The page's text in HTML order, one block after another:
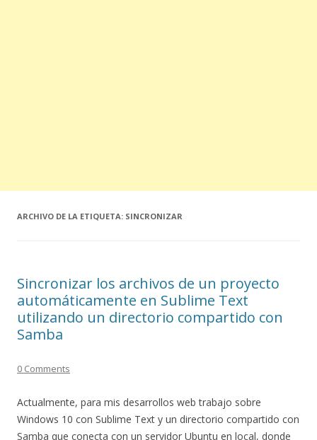
ARCHIVO DE LA ETIQUETA: SINCRONIZAR
Sincronizar los archivos de un proyecto
automáticamente en Sublime Text
utilizando un directorio compartido con
Samba
0 Comments
Actualmente, para mis desarrollos web trabajo sobre
Windows 10 con Sublime Text y un directorio compartido con
Samba que conecta con un servidor Ubuntu en local, donde